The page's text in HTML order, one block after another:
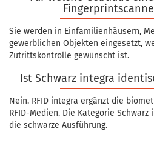
Sie werden in Einfamilienhäusern,
gewerblichen Objekten eingesetzt,
Zutrittskontrolle gewünscht ist.
Ist Schwarz integra
Nein. RFID integra ergänzt die
RFID-Medien. Die Kategorie
die schwarze Ausführung.